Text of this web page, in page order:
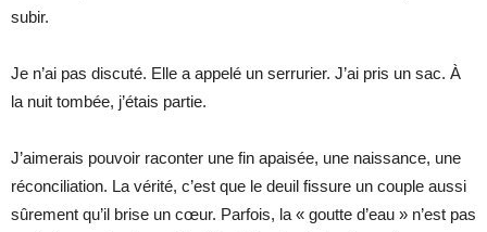
subir.
Je n’ai pas discuté. Elle a appelé un serrurier. J’ai pris un sac. À
la nuit tombée, j’étais partie.
J’aimerais pouvoir raconter une fin apaisée, une naissance, une
réconciliation. La vérité, c’est que le deuil fissure un couple aussi
sûrement qu’il brise un cœur. Parfois, la « goutte d’eau » n’est pas